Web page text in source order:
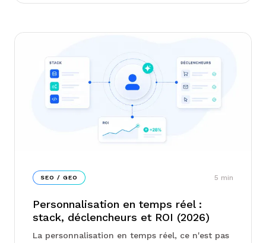
qui distingue Cr...
SEO / GEO 5 min
Personnalisation en temps réel :
stack, déclencheurs et ROI (2026)
La personnalisation en temps réel, ce n'est pas